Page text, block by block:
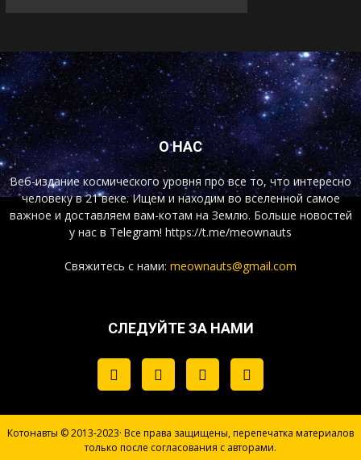
О НАС
Веб-издание космического уровня про все то, что интересно
человеку в 21 веке. Ищем и находим во вселенной самое
важное и доставляем вам-котам на Землю. Больше новостей
у нас в Telegram! https://t.me/meownauts
Свяжитесь с нами: meownauts@gmail.com
СЛЕДУЙТЕ ЗА НАМИ
Котонавты © 2013-2023· Все права защищены, перепечатка материалов
только после согласования с авторами.